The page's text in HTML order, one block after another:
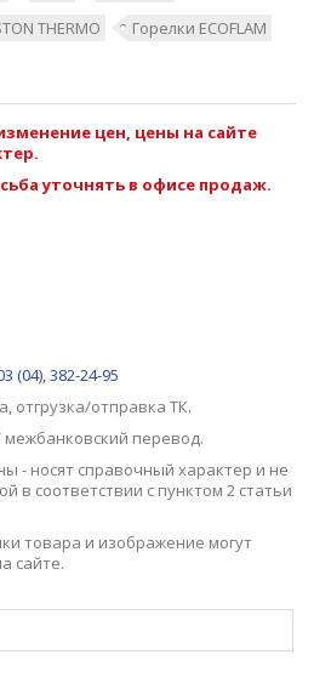
THERMO
Горелки ECOFLAM
цен, цены на сайте
уточнять в офисе продаж.
(04), 382-24-95
, отгрузка/отправка ТК.
перевод.
- носят справочный характер и не
в соответствии с пунктом 2 статьи
товара и изображение могут
сайте.